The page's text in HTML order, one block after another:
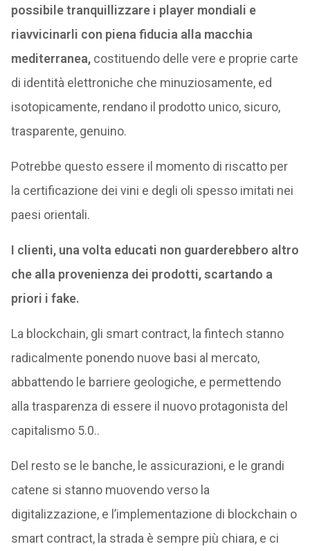
possibile tranquillizzare i player mondiali e
riavvicinarli con piena fiducia alla macchia
mediterranea,costituendo delle vere e proprie carte
di identità elettroniche che minuziosamente, ed
isotopicamente, rendano il prodotto unico, sicuro,
trasparente, genuino.
Potrebbe questo essere il momento di riscatto per
la certificazione dei vini e degli oli spesso imitati nei
paesi orientali.
I clienti, una volta educati non guarderebbero altro
che alla provenienza dei prodotti, scartando a
priori i fake.
La blockchain, gli smart contract, la fintech stanno
radicalmente ponendo nuove basi al mercato,
abbattendo le barriere geologiche, e permettendo
alla trasparenza di essere il nuovo protagonista del
capitalismo 5.0..
Del resto se le banche, le assicurazioni, e le grandi
catene si stanno muovendo verso la
digitalizzazione, e l’implementazione di blockchain o
smart contract, la strada è sempre più chiara, e ci